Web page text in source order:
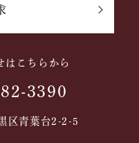
はこちらから
3390
区青葉台2-2-5